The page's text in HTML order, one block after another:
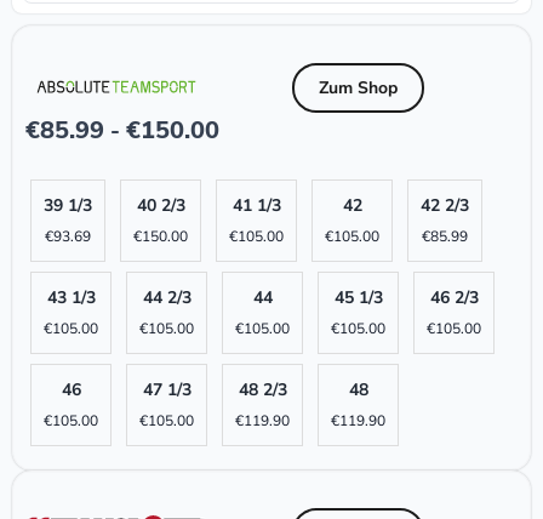
€85.99 - €150.00
Zum Shop
39 1/3
€93.69
40 2/3
€150.00
41 1/3
€105.00
42
€105.00
42 2/3
€85.99
43 1/3
€105.00
44 2/3
€105.00
44
€105.00
45 1/3
€105.00
46 2/3
€105.00
46
€105.00
47 1/3
€105.00
48 2/3
€119.90
48
€119.90